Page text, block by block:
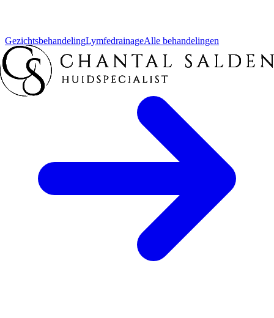
GezichtsbehandelingLymfedrainageAlle behandelingen